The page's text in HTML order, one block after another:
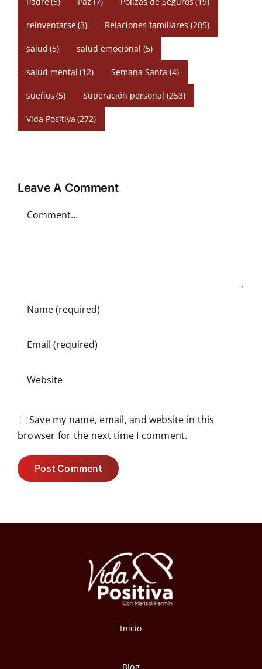
reinventarse(3) Relaciones familiares (205)
salud (5) salud emocional (5)
salud mental (12) Semana Santa (4)
sueños (5) Superación personal (253)
Vida Positiva (272)
Leave A Comment
Save my name, email, and website in this
browser for the next time I comment.
Inicio